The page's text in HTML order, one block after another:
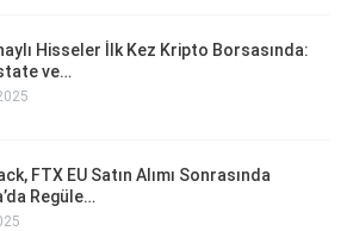
Hisseler İlk Kez Kripto Borsasında:
ve…
FTX EU Satın Alımı Sonrasında
Regüle…